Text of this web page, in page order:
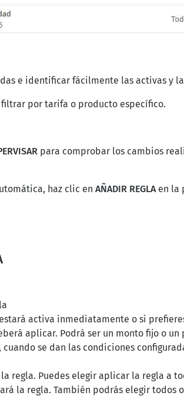
e identificar fácilmente las activas y
por tarifa o producto específico.
para comprobar los cambios
haz clic en AÑADIR REGLAen la
activa inmediatamente o si
aplicar. Podrá ser un monto fijo o
cuando se dan las condiciones
regla. Puedes elegir aplicar la regla a
la regla. También podrás elegir todos